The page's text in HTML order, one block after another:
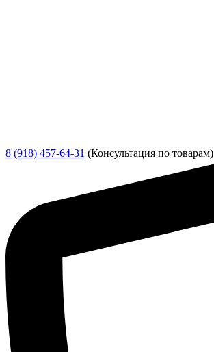
8 (918) 457-64-31 (Консультация по товарам)